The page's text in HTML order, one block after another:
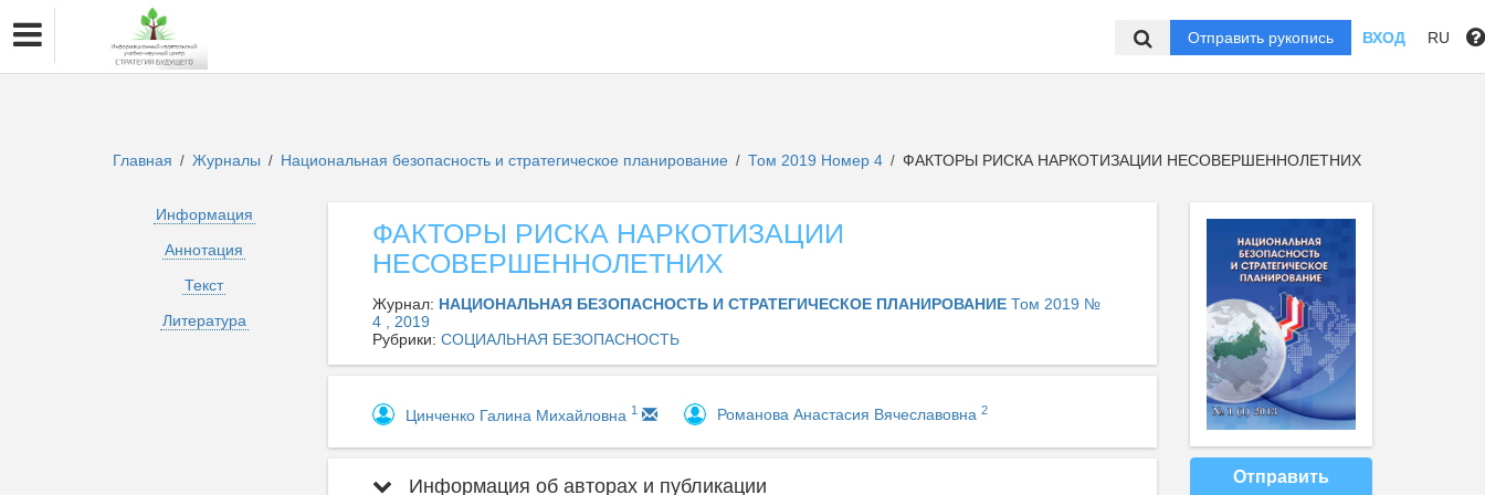
Отправить рукопись ВХОД RU
Главная / Журналы / Национальная безопасность и стратегическое планирование / Том 2019 Номер 4 / ФАКТОРЫ РИСКА НАРКОТИЗАЦИИ НЕСОВЕРШЕННОЛЕТНИХ
Информация
Аннотация
Текст
Литература
ФАКТОРЫ РИСКА НАРКОТИЗАЦИИ
НЕСОВЕРШЕННОЛЕТНИХ
Журнал: НАЦИОНАЛЬНАЯ БЕЗОПАСНОСТЬ И СТРАТЕГИЧЕСКОЕ ПЛАНИРОВАНИЕ Том 2019 №
4 , 2019
Рубрики: СОЦИАЛЬНАЯ БЕЗОПАСНОСТЬ
Цинченко Галина Михайловна 1 Романова Анастасия Вячеславовна 2
Информация об авторах и публикации
Отправить